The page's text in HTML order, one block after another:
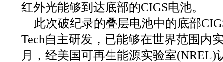
红外光能够到达底部的CIGS电池。
此次破纪录的叠层电池中的底部
Tech自主研发，已能够在世界范围内
月，经美国可再生能源实验室(NREL)